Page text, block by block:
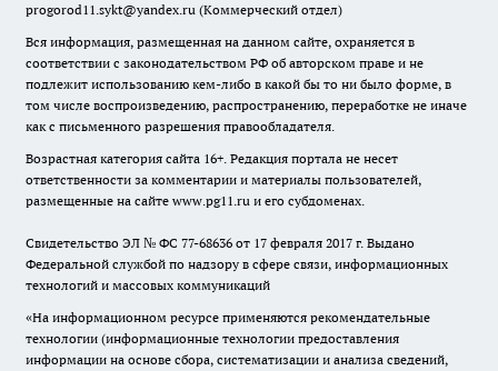
progorod11.sykt@yandex.ru (Коммерческий отдел)
Вся информация, размещенная на данном сайте, охраняется в
соответствии с законодательством РФ об авторском праве и не
подлежит использованию кем-либо в какой бы то ни было форме, в
том числе воспроизведению, распространению, переработке не иначе
как с письменного разрешения правообладателя.
Возрастная категория сайта 16+. Редакция портала не несет
ответственности за комментарии и материалы пользователей,
размещенные на сайте www.pg11.ru и его субдоменах.
Свидетельство ЭЛ № ФС 77-68636 от 17 февраля 2017 г. Выдано
Федеральной службой по надзору в сфере связи, информационных
технологий и массовых коммуникаций
«На информационном ресурсе применяются рекомендательные
технологии (информационные технологии предоставления
информации на основе сбора, систематизации и анализа сведений,